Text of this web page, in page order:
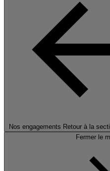
Nos engagements Retour à la
Fermer le